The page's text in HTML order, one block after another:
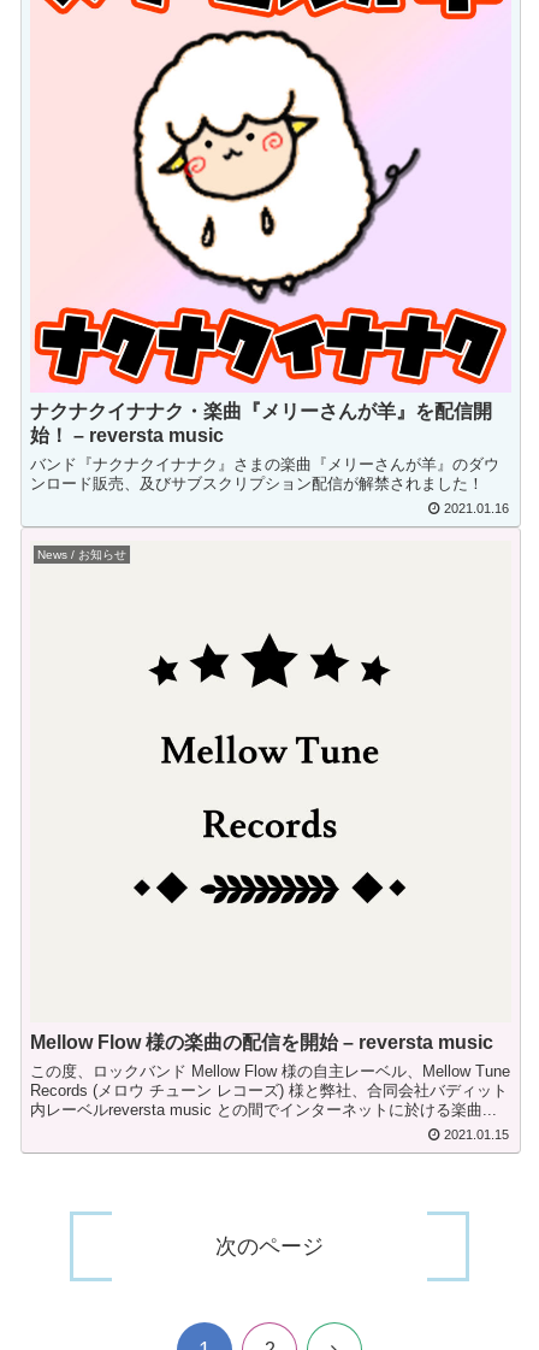
ナクナクイナナク・楽曲『メリーさんが羊』を配信開
始！ – reversta music
バンド『ナクナクイナナク』さまの楽曲『メリーさんが羊』のダウ
ンロード販売、及びサブスクリプション配信が解禁されました！
2021.01.16
News / お知らせ
Mellow Flow 様の楽曲の配信を開始 – reversta music
この度、ロックバンド Mellow Flow 様の自主レーベル、Mellow Tune
Records (メロウ チューン レコーズ) 様と弊社、合同会社バディット
内レーベルreversta music との間でインターネットに於ける楽曲...
2021.01.15
次のページ